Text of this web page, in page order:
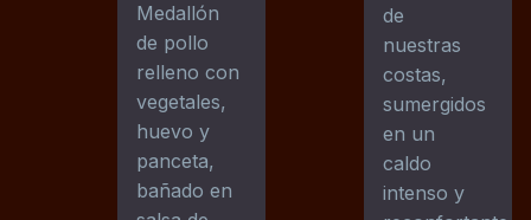
Medallón
de pollo
relleno con
vegetales,
huevo y
panceta,
bañado en
de
nuestras
costas,
sumergidos
en un
caldo
intenso y